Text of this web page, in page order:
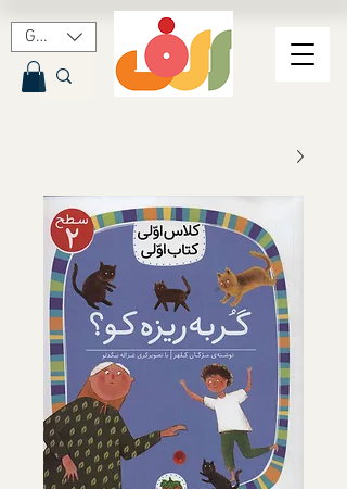
GBP (£)